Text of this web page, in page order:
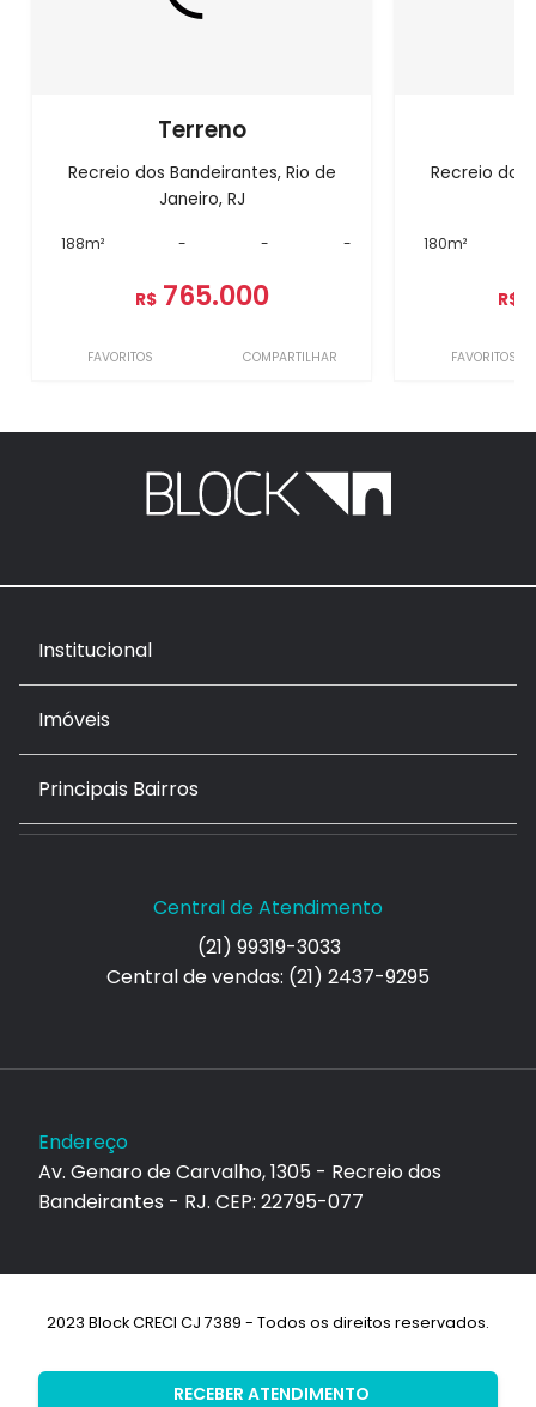
RECEBER ATENDIMENTO
Terreno
Recreio dos Bandeirantes, Rio de
Janeiro, RJ
188m² - - -
R$ 765.000
FAVORITOS COMPARTILHAR
Recreio dos
180m²
R$
FAVORITOS
Institucional
Imóveis
Principais Bairros
Central de Atendimento
(21) 99319-3033
Central de vendas: (21) 2437-9295
Endereço
Av. Genaro de Carvalho, 1305 - Recreio dos
Bandeirantes - RJ. CEP: 22795-077
2023 Block CRECI CJ 7389 - Todos os direitos reservados.